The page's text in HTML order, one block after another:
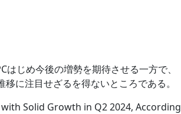
じめ今後の増勢を期待させる一方で、
に注目せざるを得ないところである。
Solid Growth in Q2 2024, According